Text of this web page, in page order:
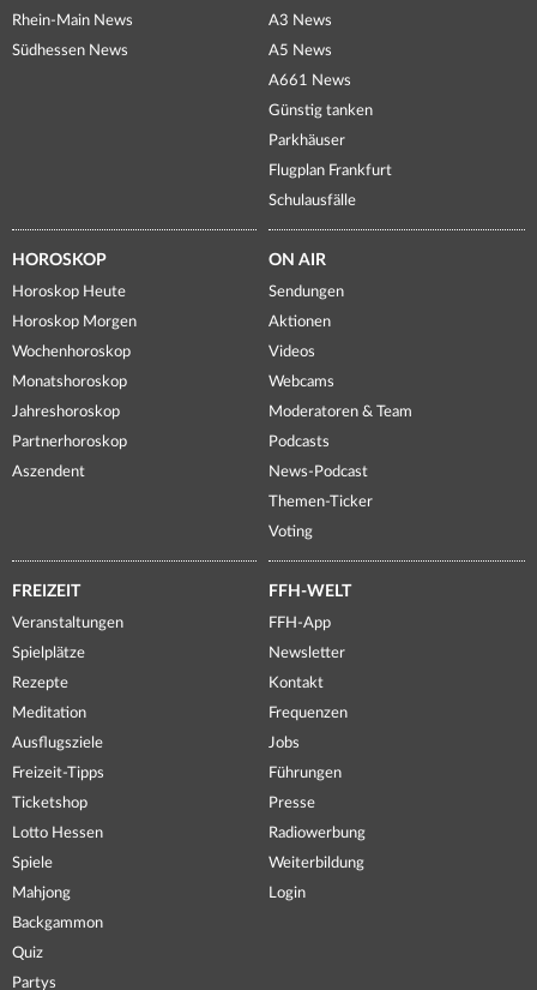
Rhein-Main News
Südhessen News
A3 News
A5 News
A661 News
Günstig tanken
Parkhäuser
Flugplan Frankfurt
Schulausfälle
HOROSKOP
Horoskop Heute
Horoskop Morgen
Wochenhoroskop
Monatshoroskop
Jahreshoroskop
Partnerhoroskop
Aszendent
ON AIR
Sendungen
Aktionen
Videos
Webcams
Moderatoren & Team
Podcasts
News-Podcast
Themen-Ticker
Voting
FREIZEIT
Veranstaltungen
Spielplätze
Rezepte
Meditation
Ausflugsziele
Freizeit-Tipps
Ticketshop
Lotto Hessen
Spiele
Mahjong
Backgammon
Quiz
Partys
FFH-WELT
FFH-App
Newsletter
Kontakt
Frequenzen
Jobs
Führungen
Presse
Radiowerbung
Weiterbildung
Login